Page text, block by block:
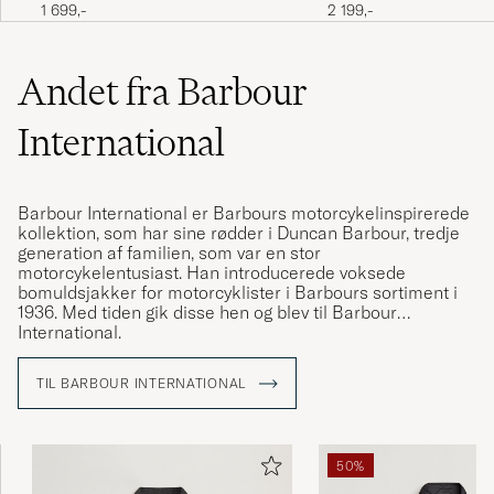
1 699,- 2 199,-
Andet fra Barbour
International
Barbour International er Barbours motorcykelinspirerede
kollektion, som har sine rødder i Duncan Barbour, tredje
generation af familien, som var en stor
motorcykelentusiast. Han introducerede voksede
bomuldsjakker for motorcyklister i Barbours sortiment i
1936. Med tiden gik disse hen og blev til Barbour
International.
motorcykeljakke med de skrå brystlommer og det
distinktive gule logo. Du finder også her Steve McQueen-
motorcykelfantasten. du bland annat den klassiska, svarta
motorcykeljackan med dess snedställda bröstficka och
TIL BARBOUR INTERNATIONAL
50%